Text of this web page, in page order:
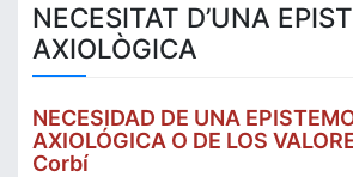
NECESITAT D’UNA
AXIOLÒGICA
NECESIDAD DE UNA
AXIOLÓGICA O DE LOS
Corbí